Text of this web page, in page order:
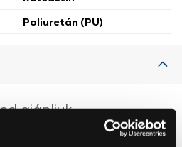
Poliuretán (PU)
ajánljuk